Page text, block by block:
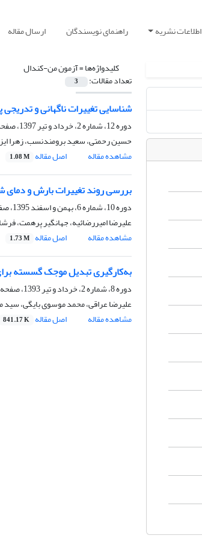
اطلاعات نشریه راهنمای نویسندگان ارسال مقاله
کلیدواژه‌ها =آزمون من-کندال
تعداد مقالات: 3
شناسایی تغییرات ناگهانی و
دوره 12، شماره 2، خرداد و تیر 1397، صفحه
حسین رحمتی، سعید برومندنسب، زهرا
مشاهده مقاله
اصل مقاله 1.08 M
بررسی روند تغییرات بارش و
دوره 10، شماره 6، بهمن و اسفند 1395، صفحه
علیرضا امیررضائیه، جهانگیر پرهمت،
مشاهده مقاله
اصل مقاله 1.73 M
به‌کارگیری تبدیل موجک گسسته
دوره 8، شماره 2، خرداد و تیر 1393، صفحه
علیرضا عراقی، محمد موسوی بایگی، سید
مشاهده مقاله
اصل مقاله 841.17 K